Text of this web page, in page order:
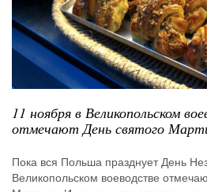
11 ноября в Великопольском
отмечают День святого
Пока вся Польша празднует День
Великопольском воеводстве